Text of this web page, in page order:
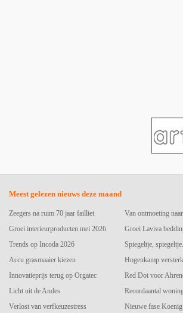
Meest gelezen nieuws deze maand
Zeegers na ruim 70 jaar failliet
Groei interieurproducten mei 2026
Trends op Incoda 2026
Accu grasmaaier kiezen
Innovatieprijs terug op Orgatec
Licht uit de Andes
Verlost van verfkeuzestress
Van ontmoeting
Groei Laviva
Spiegeltje,
Hogenkamp
Red Dot voor
Recordaantal
Nieuwe fase